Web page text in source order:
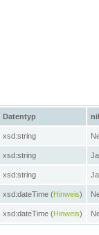
Datentyp nil
xsd:string
xsd:string Ja
xsd:string Ja
xsd:dateTime (Hinweis)
xsd:dateTime (Hinweis)